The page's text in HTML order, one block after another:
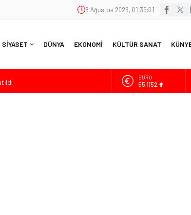
6 Ağustos 2026, 01:39:03
SİYASET DÜNYA EKONOMİ KÜLTÜR SANAT
İradesini Yok Sayma Çabası”
ALTIN
6.529,72